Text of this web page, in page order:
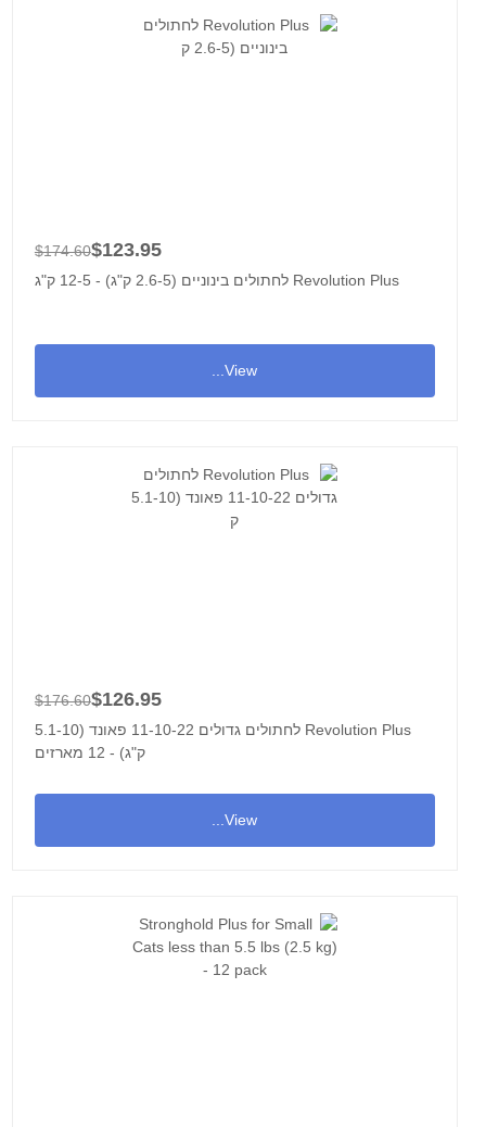
$123.95
$174.60
Revolution Plus לחתולים בינוניים (2.6-5 ק"ג) - 12-5 ק"ג
View...
$126.95
$176.60
Revolution Plus לחתולים גדולים 11-10-22 פאונד (5.1-10
ק"ג) - 12 מארזים
View...